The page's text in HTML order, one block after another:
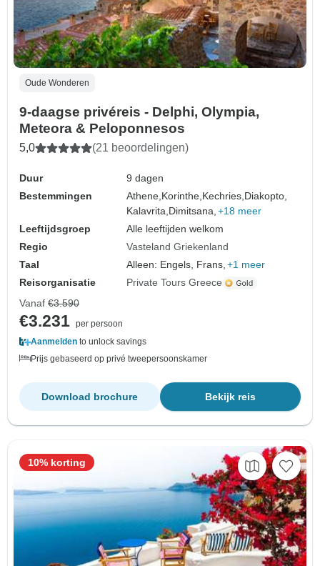
Oude Wonderen
9-daagse privéreis - Delphi, Olympia,
Meteora & Peloponnesos
5,0 (21 beoordelingen)
Duur
9 dagen
Bestemmingen
Athene, Korinthe, Kechries, Diakopto,
Kalavrita, Dimitsana, +18 meer
Leeftijdsgroep
Alle leeftijden welkom
Regio
Vasteland Griekenland
Taal
Alleen: Engels, Frans, +1 meer
Reisorganisatie
Private Tours Greece
Vanaf €3.590
€3.231 per persoon
Aanmelden to unlock savings
Prijs gebaseerd op privé tweepersoonskamer
Bekijk reis
Download brochure
10% korting